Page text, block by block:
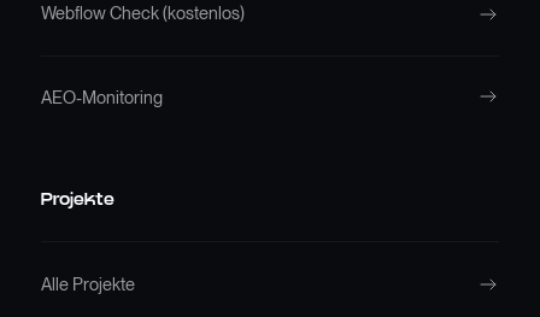
Webflow Check (kostenlos)
AEO-Monitoring
Projekte
Alle Projekte